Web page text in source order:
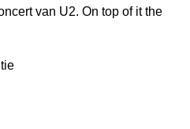
van U2. On top of it the